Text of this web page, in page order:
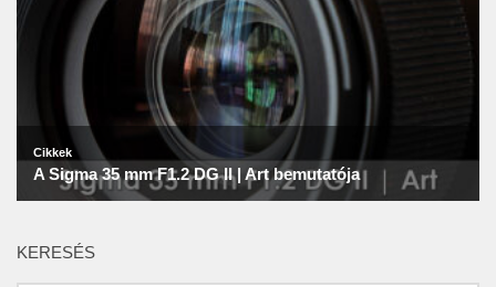
KERESÉS